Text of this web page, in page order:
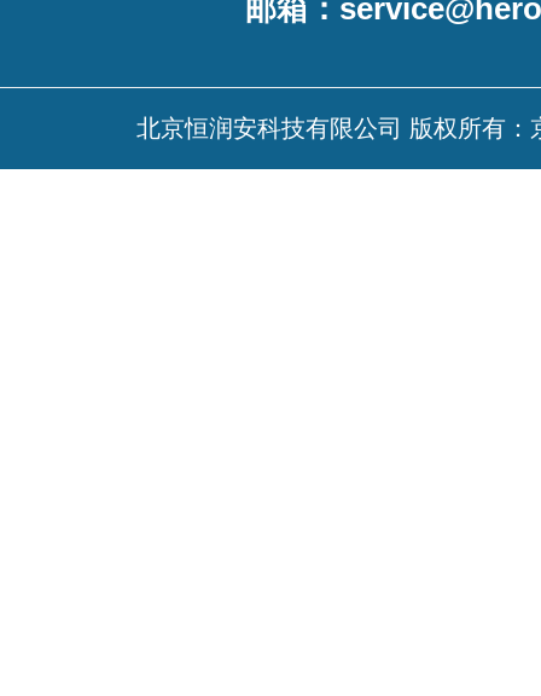
邮箱：
北京恒润安科技有限公司 版权所有：